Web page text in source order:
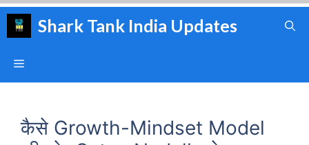
Skip
Shark Tank India Updates
Menu
कैसे Growth-Mindset Model